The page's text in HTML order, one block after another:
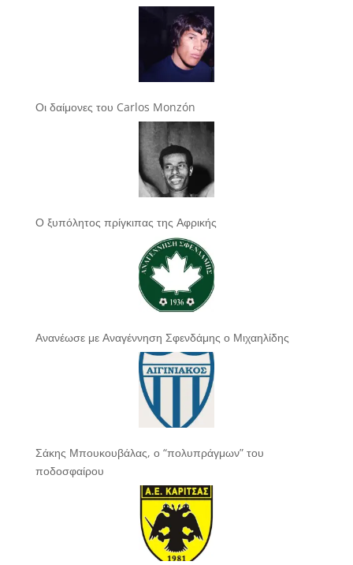
Οι δαίμονες του Carlos Monzón
Ο ξυπόλητος πρίγκιπας της Αφρικής
Ανανέωσε με Αναγέννηση Σφενδάμης ο Μιχαηλίδης
Σάκης Μπουκουβάλας, ο “πολυπράγμων” του
ποδοσφαίρου